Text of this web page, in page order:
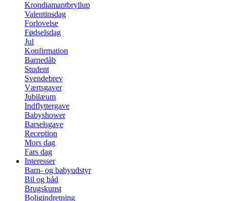
Krondiamantbryllup
Valentinsdag
Forlovelse
Fødselsdag
Jul
Konfirmation
Barnedåb
Student
Svendebrev
Værtsgaver
Jubilæum
Indflyttergave
Babyshower
Barselsgave
Reception
Mors dag
Fars dag
Interesser
Barn- og babyudstyr
Bil og båd
Brugskunst
Boligindretning